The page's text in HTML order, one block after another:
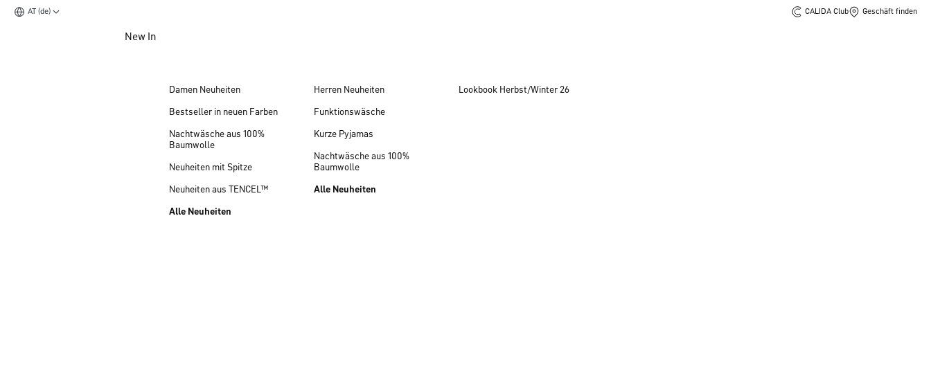
AT (de) CALIDA Club Geschäft finden
Zum Hauptinhalt springenNew In
Damen Neuheiten
Bestseller in neuen Farben
Nachtwäsche aus 100%
Baumwolle
Neuheiten mit Spitze
Neuheiten aus TENCEL™
Alle Neuheiten
Herren Neuheiten
Funktionswäsche
Kurze Pyjamas
Nachtwäsche aus 100%
Baumwolle
Alle Neuheiten
Lookbook Herbst/Winter 26